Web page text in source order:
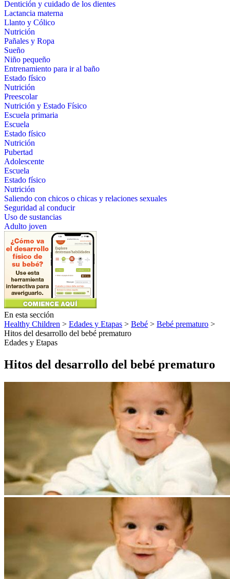
Dentición y cuidado de los dientes
Lactancia materna
Llanto y Cólico
Nutrición
Pañales y Ropa
Sueño
Niño pequeño
Entrenamiento para ir al baño
Estado físico
Nutrición
Preescolar
Nutrición y Estado Físico
Escuela primaria
Escuela
Estado físico
Nutrición
Pubertad
Adolescente
Escuela
Estado físico
Nutrición
Saliendo con chicos o chicas y relaciones sexuales
Seguridad al conducir
Uso de sustancias
Adulto joven
En esta sección
Healthy Children > Edades y Etapas > Bebé > Bebé prematuro >
Hitos del desarrollo del bebé prematuro
Edades y Etapas
Hitos del desarrollo del bebé prematuro